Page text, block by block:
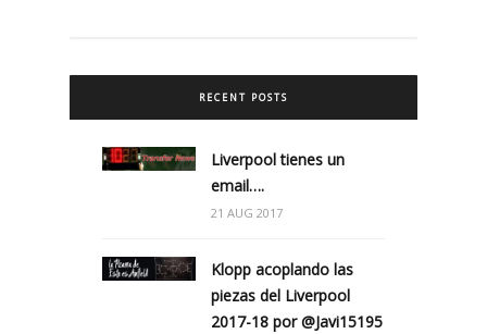
RECENT POSTS
Liverpool tienes un
email….
21 AUG 2017
Klopp acoplando las
piezas del Liverpool
2017-18 por @Javi15195